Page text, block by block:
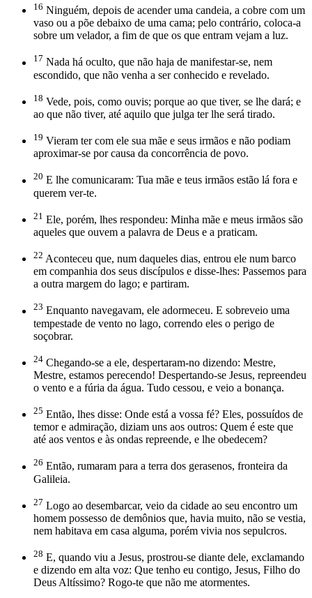
16 Ninguém, depois de acender uma candeia, a cobre com um
vaso ou a põe debaixo de uma cama; pelo contrário, coloca-a
sobre um velador, a fim de que os que entram vejam a luz.
17 Nada há oculto, que não haja de manifestar-se, nem
escondido, que não venha a ser conhecido e revelado.
18 Vede, pois, como ouvis; porque ao que tiver, se lhe dará; e
ao que não tiver, até aquilo que julga ter lhe será tirado.
19 Vieram ter com ele sua mãe e seus irmãos e não podiam
aproximar-se por causa da concorrência de povo.
20 E lhe comunicaram: Tua mãe e teus irmãos estão lá fora e
querem ver-te.
21 Ele, porém, lhes respondeu: Minha mãe e meus irmãos são
aqueles que ouvem a palavra de Deus e a praticam.
22 Aconteceu que, num daqueles dias, entrou ele num barco
em companhia dos seus discípulos e disse-lhes: Passemos para
a outra margem do lago; e partiram.
23 Enquanto navegavam, ele adormeceu. E sobreveio uma
tempestade de vento no lago, correndo eles o perigo de
soçobrar.
24 Chegando-se a ele, despertaram-no dizendo: Mestre,
Mestre, estamos perecendo! Despertando-se Jesus, repreendeu
o vento e a fúria da água. Tudo cessou, e veio a bonança.
25 Então, lhes disse: Onde está a vossa fé? Eles, possuídos de
temor e admiração, diziam uns aos outros: Quem é este que
até aos ventos e às ondas repreende, e lhe obedecem?
26 Então, rumaram para a terra dos gerasenos, fronteira da
Galileia.
27 Logo ao desembarcar, veio da cidade ao seu encontro um
homem possesso de demônios que, havia muito, não se vestia,
nem habitava em casa alguma, porém vivia nos sepulcros.
28 E, quando viu a Jesus, prostrou-se diante dele, exclamando
e dizendo em alta voz: Que tenho eu contigo, Jesus, Filho do
Deus Altíssimo? Rogo-te que não me atormentes.